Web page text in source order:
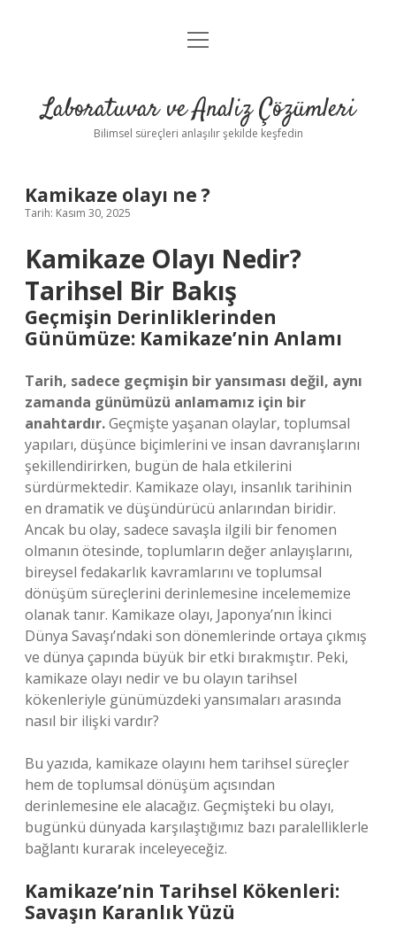
Anasayfa
Yasal Uyarı
menüyü
Laboratuvar ve Analiz Çözümleri
Bilimsel süreçleri anlaşılır şekilde keşfedin
Kamikaze olayı ne ?
Tarih: Kasım 30, 2025
Kamikaze Olayı Nedir?
Tarihsel Bir Bakış
Geçmişin Derinliklerinden
Günümüze: Kamikaze’nin Anlamı
Tarih, sadece geçmişin bir yansıması değil, aynı
zamanda günümüzü anlamamız için bir
anahtardır.Geçmişte yaşanan olaylar, toplumsal
yapıları, düşünce biçimlerini ve insan davranışlarını
şekillendirirken, bugün de hala etkilerini
sürdürmektedir. Kamikaze olayı, insanlık tarihinin
en dramatik ve düşündürücü anlarından biridir.
Ancak bu olay, sadece savaşla ilgili bir fenomen
olmanın ötesinde, toplumların değer anlayışlarını,
bireysel fedakarlık kavramlarını ve toplumsal
dönüşüm süreçlerini derinlemesine incelememize
olanak tanır. Kamikaze olayı, Japonya’nın İkinci
Dünya Savaşı’ndaki son dönemlerinde ortaya çıkmış
ve dünya çapında büyük bir etki bırakmıştır. Peki,
kamikaze olayı nedir ve bu olayın tarihsel
kökenleriyle günümüzdeki yansımaları arasında
nasıl bir ilişki vardır?
Bu yazıda, kamikaze olayını hem tarihsel süreçler
hem de toplumsal dönüşüm açısından
derinlemesine ele alacağız. Geçmişteki bu olayı,
bugünkü dünyada karşılaştığımız bazı paralelliklerle
bağlantı kurarak inceleyeceğiz.
Kamikaze’nin Tarihsel Kökenleri:
Savaşın Karanlık Yüzü